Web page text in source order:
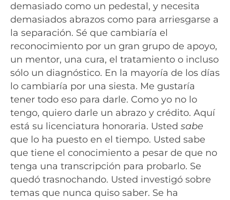
demasiado como un pedestal, y necesita
demasiados abrazos como para arriesgarse a
la separación. Sé que cambiaría el
reconocimiento por un gran grupo de apoyo,
un mentor, una cura, el tratamiento o incluso
sólo un diagnóstico. En la mayoría de los días
lo cambiaría por una siesta. Me gustaría
tener todo eso para darle. Como yo no lo
tengo, quiero darle un abrazo y crédito. Aquí
está su licenciatura honoraria. Usted sabe
que lo ha puesto en el tiempo. Usted sabe
que tiene el conocimiento a pesar de que no
tenga una transcripción para probarlo. Se
quedó trasnochando. Usted investigó sobre
temas que nunca quiso saber. Se ha